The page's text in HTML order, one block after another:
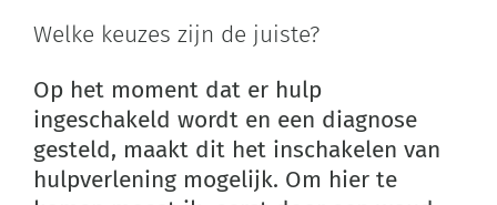
Welke keuzes zijn de juiste?
Op het moment dat er hulp
ingeschakeld wordt en een diagnose
gesteld, maakt dit het inschakelen van
hulpverlening mogelijk. Om hier te